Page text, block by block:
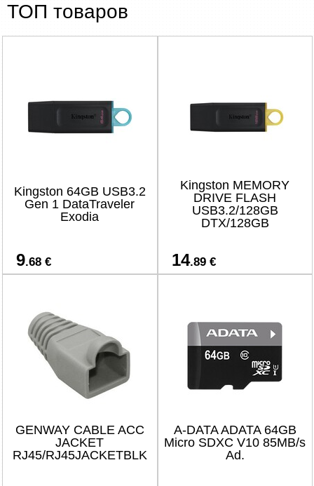
ТОП товаров
Kingston 64GB USB3.2
Gen 1 DataTraveler
Exodia
9.68 €
Kingston MEMORY
DRIVE FLASH
USB3.2/128GB
DTX/128GB
14.89 €
GENWAY CABLE ACC
JACKET
RJ45/RJ45JACKETBLK
A-DATA ADATA 64GB
Micro SDXC V10 85MB/s
Ad.